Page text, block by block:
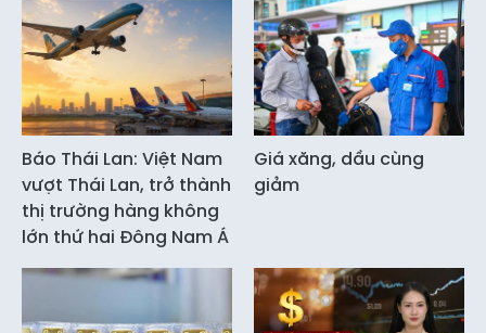
Báo Thái Lan: Việt Nam
vượt Thái Lan, trở thành
thị trường hàng không
lớn thứ hai Đông Nam Á
Giá xăng, dầu cùng
giảm